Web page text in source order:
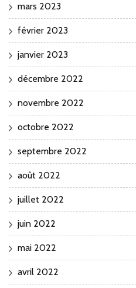
mars 2023
février 2023
janvier 2023
décembre 2022
novembre 2022
octobre 2022
septembre 2022
août 2022
juillet 2022
juin 2022
mai 2022
avril 2022